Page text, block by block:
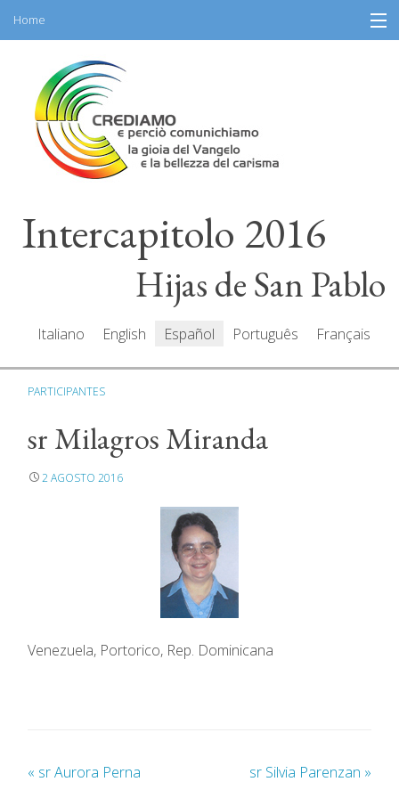
content
Home
Información
Programa
Participantes
Recursos
Intercapitolo 2016
Hijas de San Pablo
Italiano English Español Português Français
PARTICIPANTES
sr Milagros Miranda
2 AGOSTO 2016
Venezuela, Portorico, Rep. Dominicana
« sr Aurora Perna sr Silvia Parenzan »